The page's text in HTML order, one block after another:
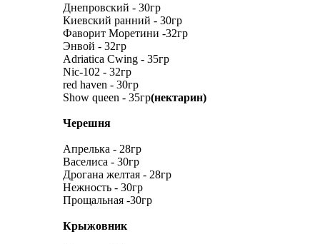
Днепровский - 30гр
Киевский ранний - 30гр
Фаворит Моретини -32гр
Энвой - 32гр
Adriatica Cwing - 35гр
Nic-102 - 32гр
red haven - 30гр
Show queen - 35гр(нектарин)
Черешня
Апрелька - 28гр
Васелиса - 30гр
Дрогана желтая - 28гр
Нежность - 30гр
Прощальная -30гр
Крыжовник